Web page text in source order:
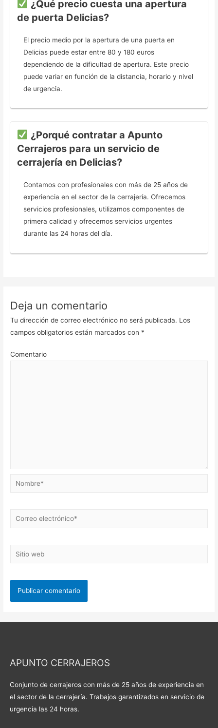
¿Qué precio cuesta una apertura
de puerta Delicias?
El precio medio por la apertura de una puerta en
Delicias puede estar entre 80 y 180 euros
dependiendo de la dificultad de apertura. Este precio
puede variar en función de la distancia, horario y nivel
de urgencia.
¿Porqué contratar a Apunto
Cerrajeros para un servicio de
cerrajería en Delicias?
Contamos con profesionales con más de 25 años de
experiencia en el sector de la cerrajería. Ofrecemos
servicios profesionales, utilizamos componentes de
primera calidad y ofrecemos servicios urgentes
durante las 24 horas del día.
Deja un comentario
Tu dirección de correo electrónico no será publicada. Los
campos obligatorios están marcados con *
Comentario
Nombre*
Correo
Sitio
APUNTO CERRAJEROS
Conjunto de cerrajeros con más de 25 años de experiencia en
el sector de la cerrajería. Trabajos garantizados en servicio de
urgencia las 24 horas.